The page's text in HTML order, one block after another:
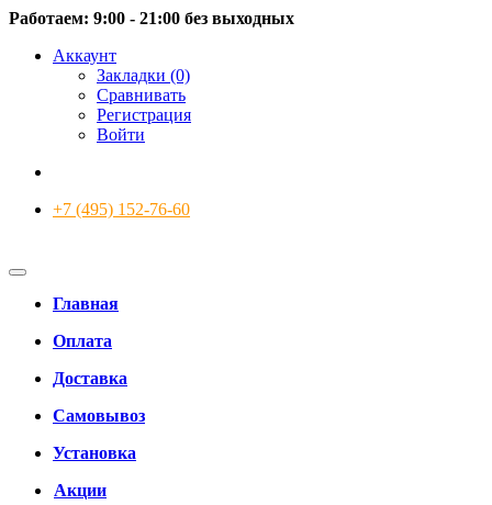
Работаем: 9:00 - 21:00 без выходных
Аккаунт
Закладки (0)
Сравнивать
Регистрация
Войти
+7 (495) 152-76-60
Главная
Оплата
Доставка
Самовывоз
Установка
Акции